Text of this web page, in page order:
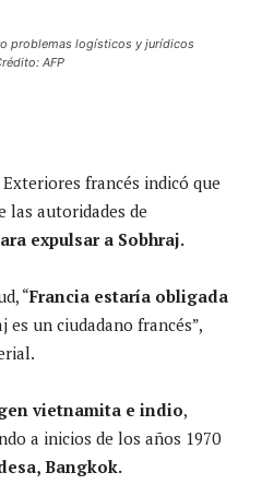
problemas logísticos y jurídicos
AFP
francés indicó que
las autoridades de
expulsar a Sobhraj.
“Francia estaría obligada
es un ciudadano francés”,
vietnamita e indio,
a inicios de los años 1970
Bangkok.